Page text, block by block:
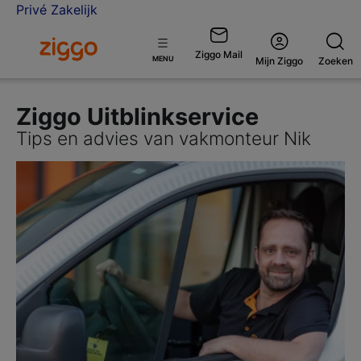
Privé Zakelijk
Ga naar de Ziggo Zakelijk homepage
MENU Ziggo Mail Open
Mijn Ziggo
Zoeken
Ziggo Uitblinkservice
Tips en advies van vakmonteur Nik